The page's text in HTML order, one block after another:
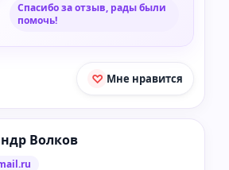
Спасибо за отзыв, рады были
помочь!
Мне нравится
Волков